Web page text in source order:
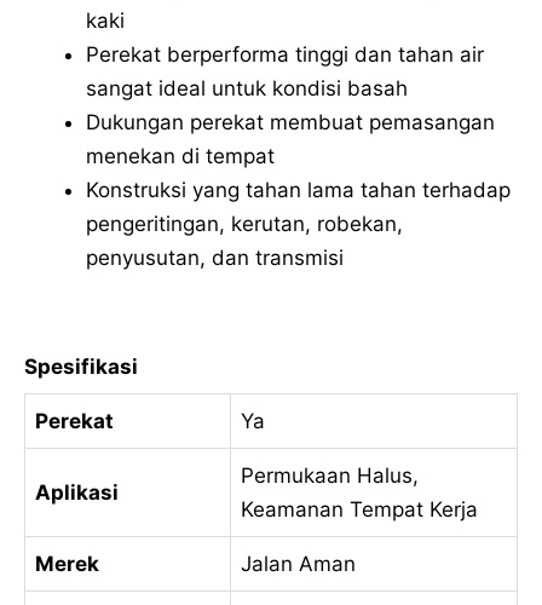
kaki
Perekat berperforma tinggi dan tahan air
sangat ideal untuk kondisi basah
Dukungan perekat membuat pemasangan
menekan di tempat
Konstruksi yang tahan lama tahan terhadap
pengeritingan, kerutan, robekan,
penyusutan, dan transmisi
Spesifikasi
Perekat Ya
Aplikasi
Permukaan Halus,
Keamanan Tempat Kerja
Merek Jalan Aman